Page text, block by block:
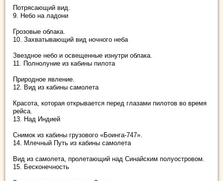
Потрясающий вид.
9. Небо на ладони
Грозовые облака.
10. Захватывающий вид ночного неба
Звездное небо и освещенные изнутри облака.
11. Полнолуние из кабины пилота
Природное явление.
12. Вид из кабины самолета
Красота, которая открывается перед глазами пилотов во время
рейса.
13. Над Индией
Снимок из кабины грузового «Боинга-747».
14. Млечный Путь из кабины самолета
Вид из самолета, пролетающий над Синайским полуостровом.
15. Бесконечность